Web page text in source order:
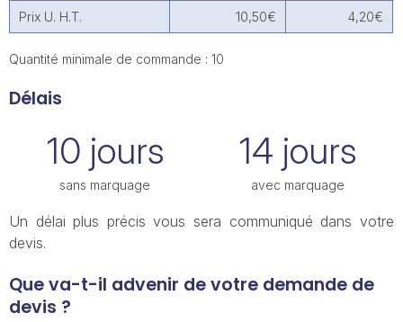
Prix U. H.T. 10,50€ 4,20€
Quantité minimale de commande : 10
Délais
10 jours
sans marquage
14 jours
avec marquage
Un délai plus précis vous sera communiqué dans votre
devis.
Que va-t-il advenir de votre demande de
devis ?